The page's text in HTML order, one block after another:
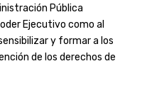
Pública
Ejecutivo como al
y formar a los
de los derechos de